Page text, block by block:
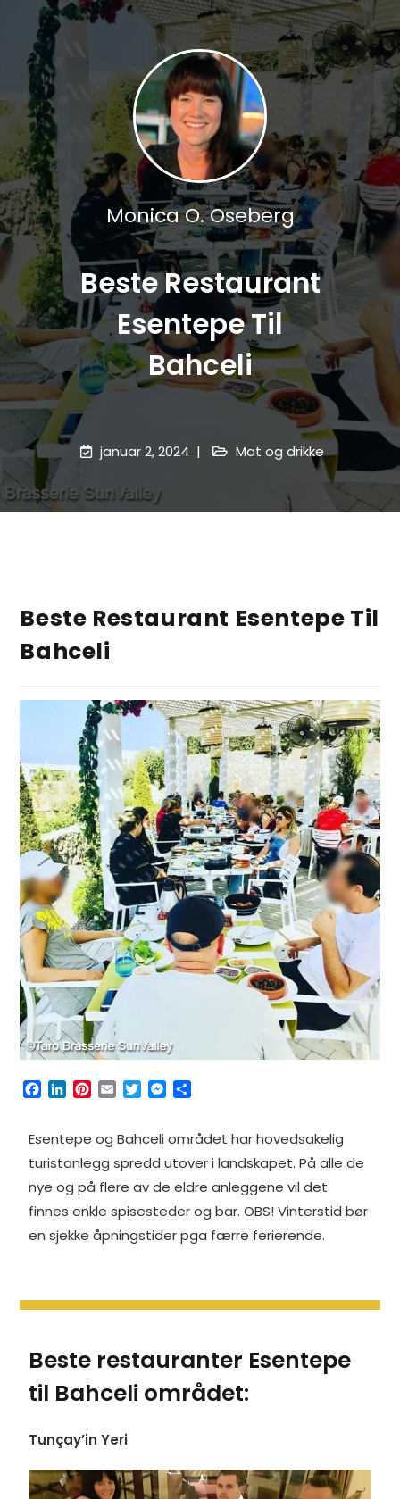
Monica O. Oseberg
Beste Restaurant
Esentepe Til
Bahceli
januar 2, 2024 Mat og drikke
Beste Restaurant Esentepe Til
Bahceli
F
e
b
o
k
k
e
I
n
P
t
e
r
e
s
t
E
i
l
T
t
t
r
M
s
e
g
e
r
r
e
Esentepe og Bahceli området har hovedsakelig
turistanlegg spredd utover i landskapet. På alle de
nye og på flere av de eldre anleggene vil det
finnes enkle spisesteder og bar. OBS! Vinterstid bør
en sjekke åpningstider pga færre ferierende.
Beste restauranter Esentepe
til Bahceli området:
Tunçay’in Yeri